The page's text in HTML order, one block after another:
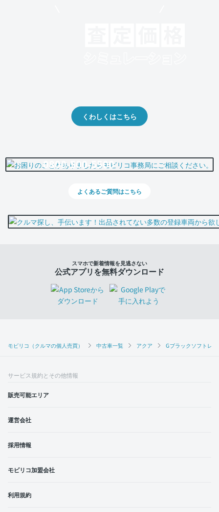
モビリコ（クルマの個人売買） 中古車一覧 アクア Gブラックソフトレ
くわしくはこちら
0800-500-5500
よくあるご質問はこちら
スマホで新着情報を見逃さない
公式アプリを無料ダウンロード
サービス規約とその他情報
販売可能エリア
運営会社
採用情報
モビリコ加盟会社
利用規約